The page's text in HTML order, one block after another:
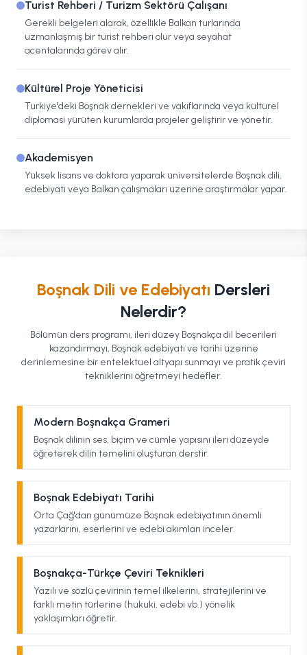
Turist Rehberi / Turizm Sektörü Çalışanı
Gerekli belgeleri alarak, özellikle Balkan turlarında
uzmanlaşmış bir turist rehberi olur veya seyahat
acentalarında görev alır.
Kültürel Proje Yöneticisi
Türkiye'deki Boşnak dernekleri ve vakıflarında veya kültürel
diplomasi yürüten kurumlarda projeler geliştirir ve yönetir.
Akademisyen
Yüksek lisans ve doktora yaparak üniversitelerde Boşnak dili,
edebiyatı veya Balkan çalışmaları üzerine araştırmalar yapar.
Boşnak Dili ve Edebiyatı Dersleri
Nelerdir?
Bölümün ders programı, ileri düzey Boşnakça dil becerileri
kazandırmayı, Boşnak edebiyatı ve tarihi üzerine
derinlemesine bir entelektüel altyapı sunmayı ve pratik çeviri
tekniklerini öğretmeyi hedefler.
Modern Boşnakça Grameri
Boşnak dilinin ses, biçim ve cümle yapısını ileri düzeyde
öğreterek dilin temelini oluşturan derstir.
Boşnak Edebiyatı Tarihi
Orta Çağ'dan günümüze Boşnak edebiyatının önemli
yazarlarını, eserlerini ve edebi akımları inceler.
Boşnakça-Türkçe Çeviri Teknikleri
Yazılı ve sözlü çevirinin temel ilkelerini, stratejilerini ve
farklı metin türlerine (hukuki, edebi vb.) yönelik
yaklaşımları öğretir.